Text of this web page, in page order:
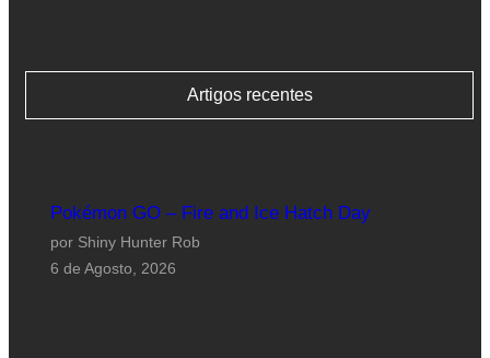
Artigos recentes
Pokémon GO – Fire and Ice Hatch Day
por Shiny Hunter Rob
6 de Agosto, 2026